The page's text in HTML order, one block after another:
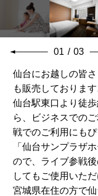
01 / 03
仙台にお越しの皆
も販売しております
仙台駅東口より徒
ら、ビジネスでの
戦でのご利用にもぴ
「仙台サンプラザ
ので、ライブ参戦
してもご使用いただ
宮城県在住の方で